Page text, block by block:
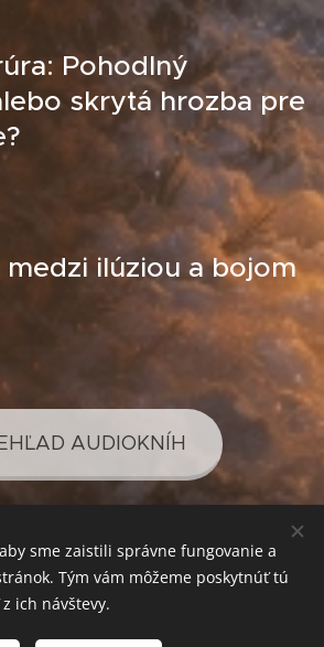
Pohodlný
skrytá hrozba pre
medzi ilúziou a bojom
AUDIOKNÍH
PODCASTOV
sme zaistili správne fungovanie a
Tým vám môžeme poskytnúť tú
ich návštevy.